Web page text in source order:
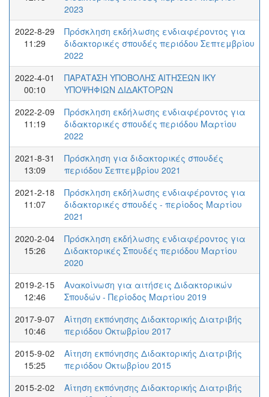
2023
2022-8-29
11:29
Πρόσκληση εκδήλωσης ενδιαφέροντος για
διδακτορικές σπουδές περιόδου Σεπτεμβρίου
2022
2022-4-01
00:10
ΠΑΡΑΤΑΣΗ ΥΠΟΒΟΛΗΣ ΑΙΤΗΣΕΩΝ ΙΚΥ
ΥΠΟΨΗΦΙΩΝ ΔΙΔΑΚΤΟΡΩΝ
2022-2-09
11:19
Πρόσκληση εκδήλωσης ενδιαφέροντος για
διδακτορικές σπουδές περιόδου Μαρτίου
2022
2021-8-31
13:09
Πρόσκληση για διδακτορικές σπουδές
περιόδου Σεπτεμβρίου 2021
2021-2-18
11:07
Πρόσκληση εκδήλωσης ενδιαφέροντος για
διδακτορικές σπουδές - περίοδος Μαρτίου
2021
2020-2-04
15:26
Πρόσκληση εκδήλωσης ενδιαφέροντος για
Διδακτορικές Σπουδές περιόδου Μαρτίου
2020
2019-2-15
12:46
Ανακοίνωση για αιτήσεις Διδακτορικών
Σπουδών - Περίοδος Μαρτίου 2019
2017-9-07
10:46
Αίτηση εκπόνησης Διδακτορικής Διατριβής
περιόδου Οκτωβρίου 2017
2015-9-02
15:25
Αίτηση εκπόνησης Διδακτορικής Διατριβής
περιόδου Οκτωβρίου 2015
2015-2-02
Αίτηση εκπόνησης Διδακτορικής Διατριβής